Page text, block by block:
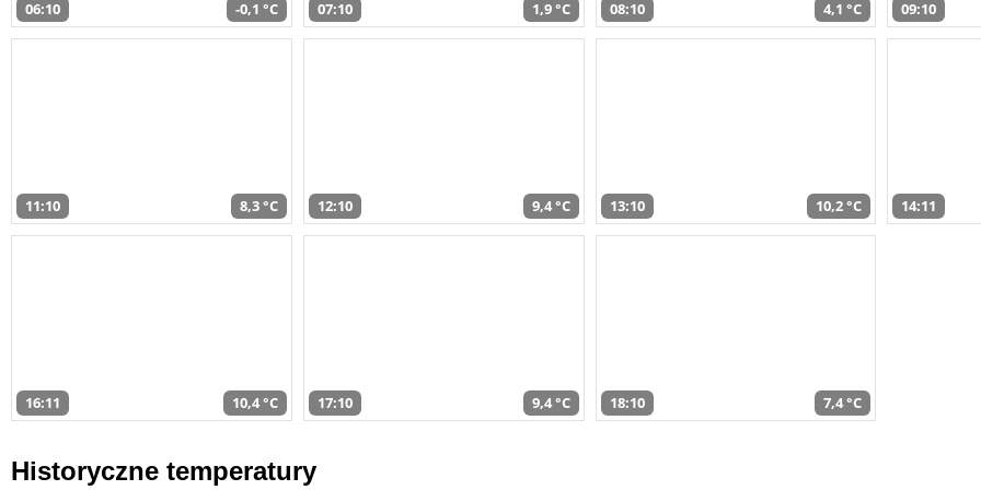
06:10 -0,1 °C 07:10 1,9 °C 08:10 4,1 °C 09:10
11:10 8,3 °C 12:10 9,4 °C 13:10 10,2 °C 14:11
16:11 10,4 °C 17:10 9,4 °C 18:10 7,4 °C
Historyczne temperatury